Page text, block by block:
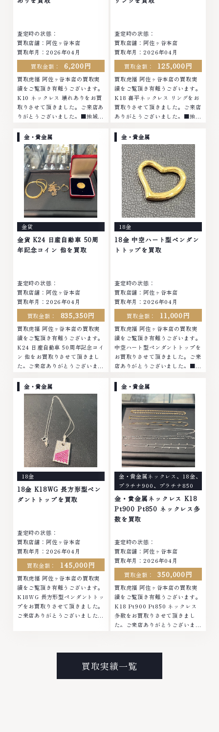
中無休
査定時の状態：
買取店舗：阿佐ヶ谷本店
買取年月：2026年04月
買取金額：
6,200円
買取虎福 阿佐ヶ谷本店の買取実
績をご覧頂き有難うございます。
K10 ネックレス 壊れありをお買
取りさせて頂きました。ご来店あ
りがとうございました。■地域買
モンド ブランド品 ブランド衣類
お酒買取りのことなら、お任せく
ださいなかでも金・プラチナ等の
アクセサリー・貴金属・宝石・ダ
イヤモンド・ジュエリーや ブラ
ンド品・時計等は特に自信を持っ
て、高額査定を実現しておりま
す。 古くて使わなくなってしま
ったアクセサリー、動かなくなっ
てしまった腕時計、多くのお品物
の高価買取りを実現しており、他
店ではお値段の付かなかったお品
物でも、一点一点丁寧に無料で査
無休
査定時の状態：
買取店舗：阿佐ヶ谷本店
買取年月：2026年04月
買取金額：
125,000円
買取虎福 阿佐ヶ谷本店の買取実
績をご覧頂き有難うございます。
K18 喜平ネックレス リングをお
買取りさせて頂きました。ご来店
ありがとうございました。■地域
ヤモンド ブランド品 ブランド衣
類 お酒買取りのことなら、お任
せくださいなかでも金・プラチナ
等のアクセサリー・貴金属・宝
石・ダイヤモンド・ジュエリーや
ブランド品・時計等は特に自信を
持って、高額査定を実現しており
ます。 古くて使わなくなってし
まったアクセサリー、動かなくな
ってしまった腕時計、多くのお品
物の高価買取りを実現しており、
他店ではお値段の付かなかったお
品物でも、一点一点丁寧に無料で
中無休
金・貴金属
金貨
金貨 K24 日産自動車 50周
年記念コイン 他を買取
査定時の状態：
買取店舗：阿佐ヶ谷本店
買取年月：2026年04月
買取金額：
835,350円
買取虎福 阿佐ヶ谷本店の買取実
績をご覧頂き有難うございます。
K24 日産自動車 50周年記念コイ
ン 他をお買取りさせて頂きまし
た。ご来店ありがとうございまし
ラチナ ダイヤモンド ブランド品
ブランド衣類 お酒買取りのこと
なら、お任せくださいなかでも
金・プラチナ等のアクセサリー・
貴金属・宝石・ダイヤモンド・ジ
ュエリーや ブランド品・時計等
は特に自信を持って、高額査定を
実現しております。 古くて使わ
なくなってしまったアクセサリ
ー、動かなくなってしまった腕時
計、多くのお品物の高価買取りを
実現しており、他店ではお値段の
付かなかったお品物でも、一点一
～19:00定休日: 年中無休
金・貴金属
18金
18金 中空ハート型ペンダン
トトップを買取
査定時の状態：
買取店舗：阿佐ヶ谷本店
買取年月：2026年04月
買取金額：
11,000円
買取虎福 阿佐ヶ谷本店の買取実
績をご覧頂き有難うございます。
中空ハート型ペンダントトップを
お買取りさせて頂きました。ご来
店ありがとうございました。■地
イヤモンド ブランド品 ブランド
衣類 お酒買取りのことなら、お
任せくださいなかでも金・プラチ
ナ等のアクセサリー・貴金属・宝
石・ダイヤモンド・ジュエリーや
ブランド品・時計等は特に自信を
持って、高額査定を実現しており
ます。 古くて使わなくなってし
まったアクセサリー、動かなくな
ってしまった腕時計、多くのお品
物の高価買取りを実現しており、
他店ではお値段の付かなかったお
品物でも、一点一点丁寧に無料で
査定します。お気軽にご連絡くだ
さい。TEL: 0120-959-764営
業時間: 10:00～19:00定休日: 年
金・貴金属
18金
18金 K18WG 長方形型ペン
ダントトップを買取
査定時の状態：
買取店舗：阿佐ヶ谷本店
買取年月：2026年04月
買取金額：
145,000円
買取虎福 阿佐ヶ谷本店の買取実
績をご覧頂き有難うございます。
K18WG 長方形型ペンダントトッ
プをお買取りさせて頂きました。
ご来店ありがとうございました。
ら、お任せくださいなかでも金・
プラチナ等のアクセサリー・貴金
属・宝石・ダイヤモンド・ジュエ
リーや ブランド品・時計等は特
金・貴金属
金・貴金属ネックレス 、 18金、
プラチナ900、 プラチナ850
金・貴金属ネックレス K18
Pt900 Pt850 ネックレス多
数を買取
査定時の状態：
買取店舗：阿佐ヶ谷本店
買取年月：2026年04月
買取金額：
350,000円
買取虎福 阿佐ヶ谷本店の買取実
績をご覧頂き有難うございます。
K18 Pt900 Pt850 ネックレス
多数をお買取りさせて頂きまし
た。ご来店ありがとうございまし
ブランド衣類 お酒買取りのこと
なら、お任せくださいなかでも
金・プラチナ等のアクセサリー・
貴金属・宝石・ダイヤモンド・ジ
買取実績一覧